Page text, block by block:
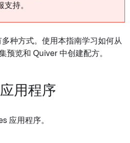
持。
种方式。使用本指南学习如何从
预览和 Quiver 中创建配方。
用程序
应用程序。